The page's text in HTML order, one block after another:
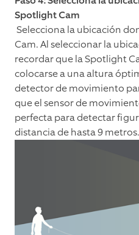
Spotlight Cam
Selecciona la ubicación
Cam. Al seleccionar la
recordar que la Spotlight
colocarse a una altura
detector de movimiento
que el sensor de
perfecta para detectar
distancia de hasta 9 metros.